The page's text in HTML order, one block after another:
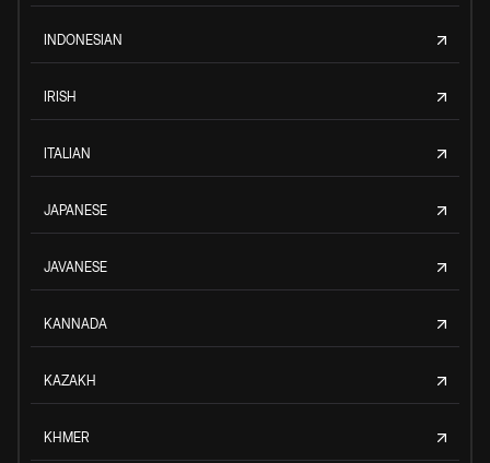
INDONESIAN
IRISH
ITALIAN
JAPANESE
JAVANESE
KANNADA
KAZAKH
KHMER